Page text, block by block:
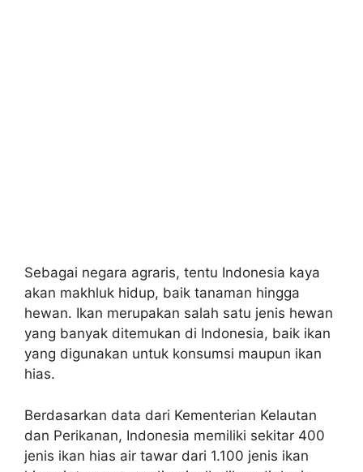
Sebagai negara agraris, tentu Indonesia kaya
akan makhluk hidup, baik tanaman hingga
hewan. Ikan merupakan salah satu jenis hewan
yang banyak ditemukan di Indonesia, baik ikan
yang digunakan untuk konsumsi maupun ikan
hias.
Berdasarkan data dari Kementerian Kelautan
dan Perikanan, Indonesia memiliki sekitar 400
jenis ikan hias air tawar dari 1.100 jenis ikan